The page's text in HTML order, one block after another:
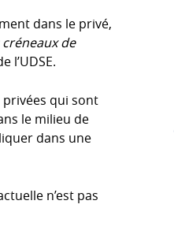
dans le privé,
de
l’UDSE.
privées qui sont
le milieu de
dans une
n’est pas